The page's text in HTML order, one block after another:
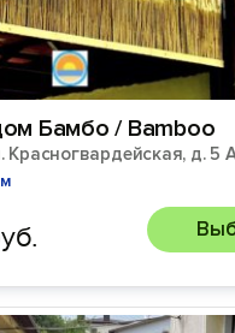
Бамбо / Bamboo
Красногвардейская, д. 5